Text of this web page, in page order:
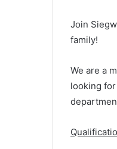
Join
family!
We are a
looking